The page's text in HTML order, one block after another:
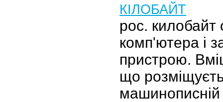
КІЛОБАЙТ
рос. килобайт
комп'ютера і
пристрою.
що
машинописній